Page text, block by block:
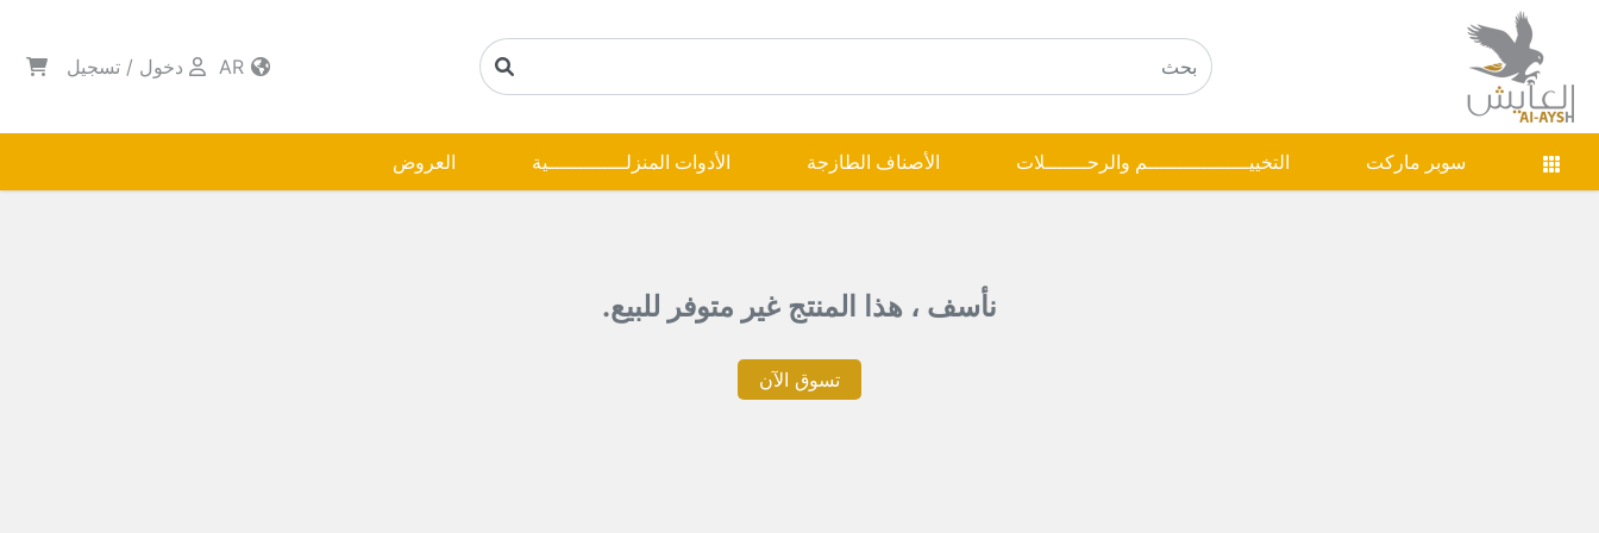
دخول / تسجيل
سوبر ماركت التخييـــــــــــــــــم والرحـــــــلات الأصناف الطازجة الأدوات المنزلـــــــــــــية العروض
نأسف ، هذا المنتج غير متوفر للبيع.
تسوق الآن